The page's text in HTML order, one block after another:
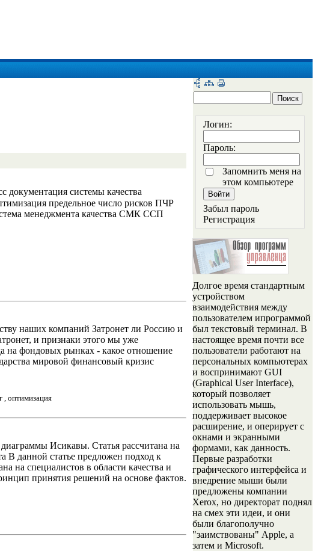
документация системы качества
предельное число рисков ПЧР
менеджмента качества СМК ССП
наших компаний Затронет ли Россию и
и признаки этого мы уже
на фондовых рынках - какое отношение
мировой финансовый кризис
, оптимизация
Исикавы. Статья рассчитана на
В данной статье предложен подход к
на специалистов в области качества и
принятия решений на основе фактов.
Логин:
Пароль:
Запомнить меня на
этом компьютере
Забыл пароль
Регистрация
Долгое время стандартным
устройством
взаимодействия между
пользователем ипрограммой
был текстовый терминал. В
настоящее время почти все
пользователи работают на
персональных компьютерах
и воспринимают GUI
(Graphical User Interface),
который позволяет
использовать мышь,
поддерживает высокое
расширение, и оперирует с
окнами и экранными
формами, как данность.
Первые разработки
графического интерфейса и
внедрение мыши были
предложены компании
Xerox, но директорат поднял
на смех эти идеи, и они
были благополучно
"заимствованы" Apple, а
затем и Microsoft.